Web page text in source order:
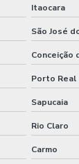
em placa wall
Itaocara
São José
Conceição
Porto Real
Sapucaia
Rio Claro
Carmo